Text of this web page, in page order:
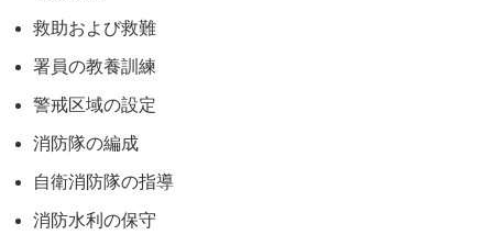
救助および救難
署員の教養訓練
警戒区域の設定
消防隊の編成
自衛消防隊の指導
消防水利の保守